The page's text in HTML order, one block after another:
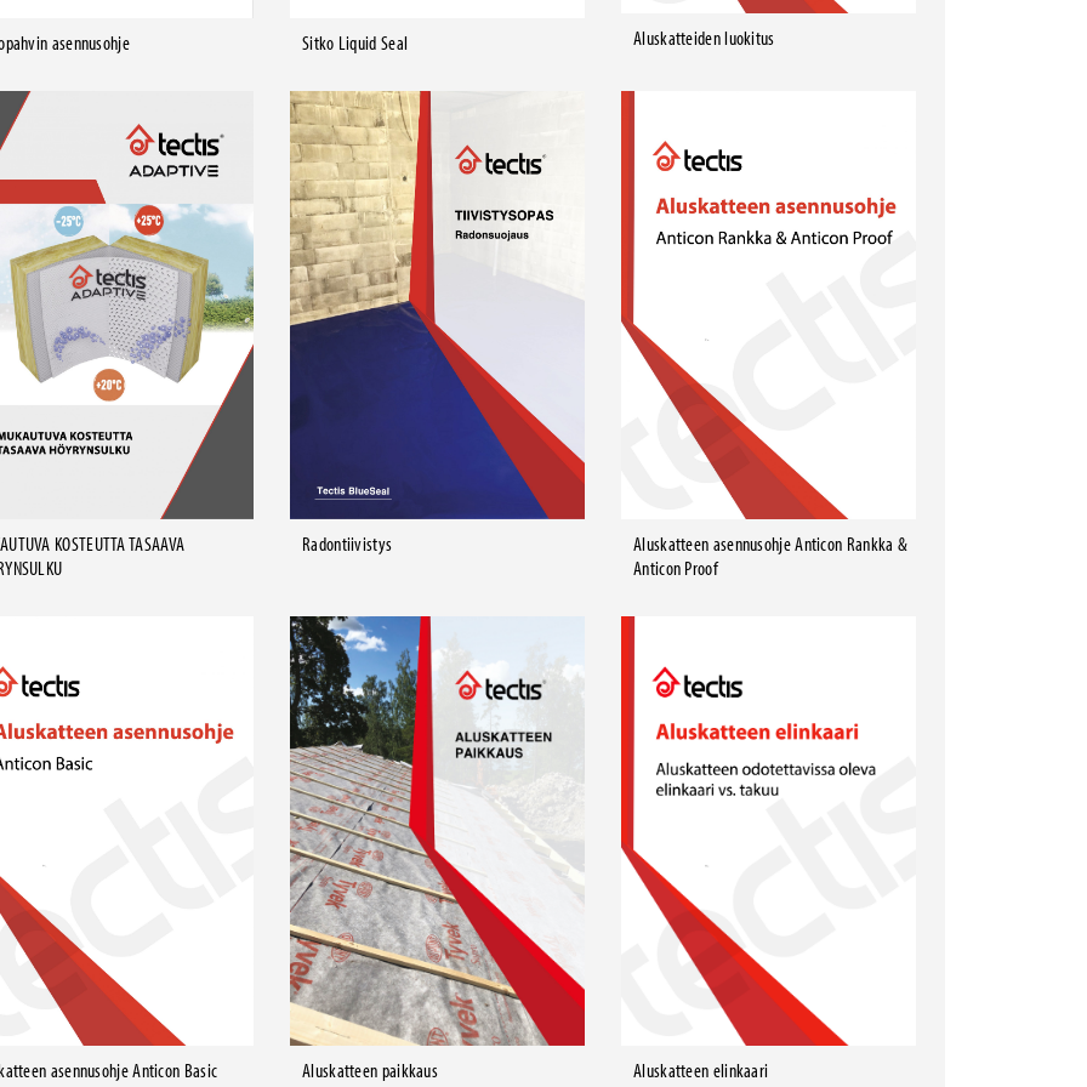
asennusohje Sitko Liquid Seal Aluskatteiden luokitus
KOSTEUTTA TASAAVA
Radontiivistys
Aluskatteen asennusohje Anticon Rankka &
Anticon Proof
asennusohje Anticon Basic Aluskatteen paikkaus Aluskatteen elinkaari